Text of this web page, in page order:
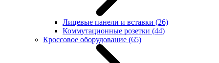
Лицевые панели и вставки (26)
Коммутационные розетки (44)
Кроссовое оборудование (65)